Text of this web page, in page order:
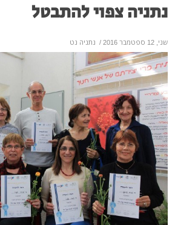
נתניה צפוי להתבטל
שני, 12 ספטמבר 2016 / נתניה נט